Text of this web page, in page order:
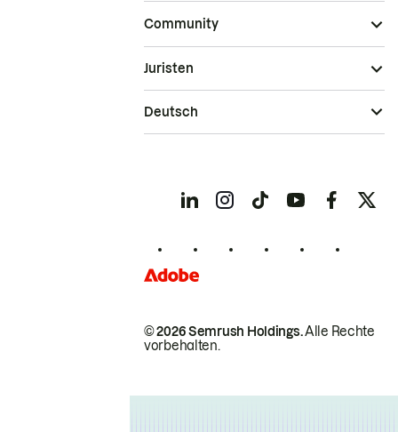
Community
© 2026 Semrush Holdings.Alle Rechte
vorbehalten.
Juristen
Deutsch